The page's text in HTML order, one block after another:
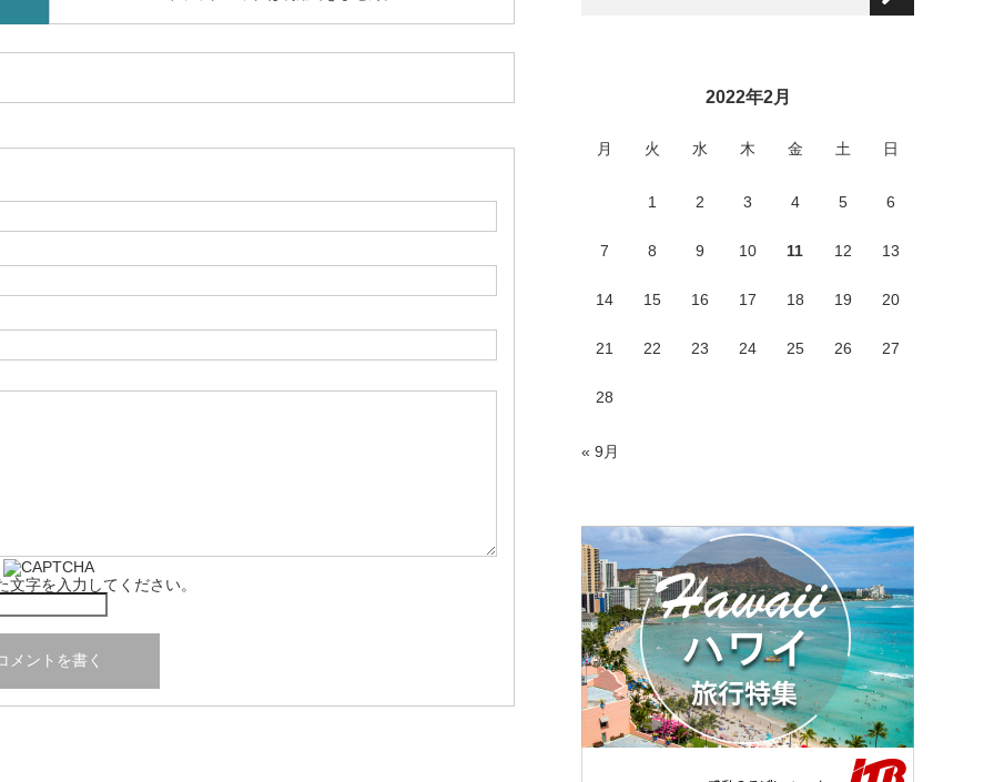
文字を入力してください。
2022年2月
月 火 水 木 金 土 日
1 2 3 4 5 6
7 8 9 10 11 12 13
14 15 16 17 18 19 20
21 22 23 24 25 26 27
28
« 9月